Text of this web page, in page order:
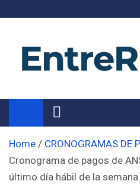
Noticias de
Información de toda la provincia
Home
CRONOGRAMAS DE
Cronograma de pagos de
último día hábil de la semana